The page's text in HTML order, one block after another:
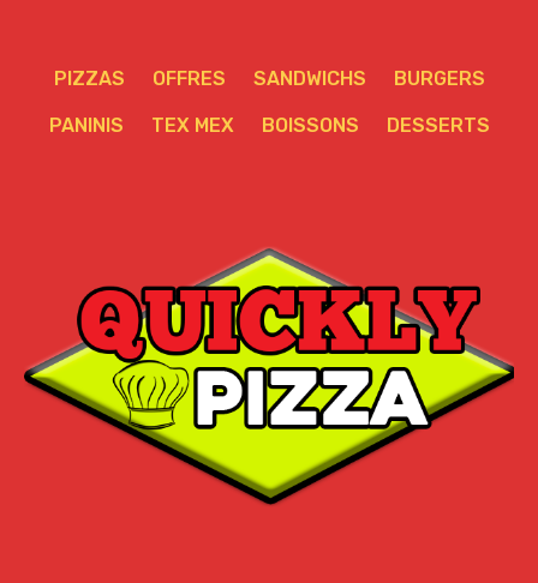
PIZZAS OFFRES SANDWICHS BURGERS
PANINIS TEX MEX BOISSONS DESSERTS